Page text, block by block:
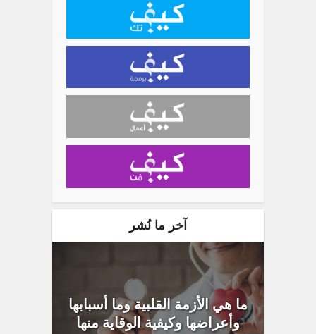
آخر ما نُشر
ما هي الأزمة القلبية وما أسبابها
وأعراضها وكيفية الوقاية منها